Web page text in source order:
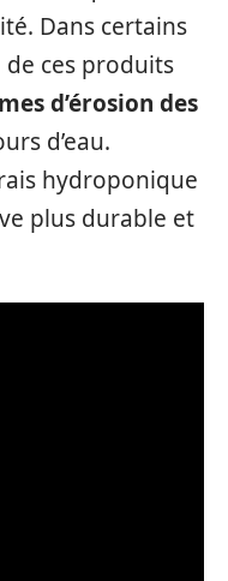
Dans certains
de ces produits
d’érosion des
d’eau.
hydroponique
plus durable et